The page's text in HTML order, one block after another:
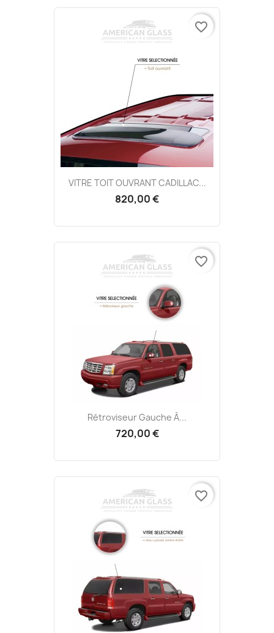
VITRE TOIT OUVRANT CADILLAC...
820,00 €
favorite_border
Rétroviseur Gauche À...
720,00 €
favorite_border
favorite_border